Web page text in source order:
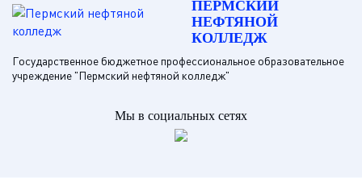
ПЕРМСКИЙ
НЕФТЯНОЙ
КОЛЛЕДЖ
Государственное бюджетное профессиональное образовательное
учреждение "Пермский нефтяной колледж"
Мы в социальных сетях